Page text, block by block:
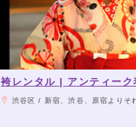
袴レンタル | アンティーク
渋谷区 / 新宿、渋谷、原宿よりそ